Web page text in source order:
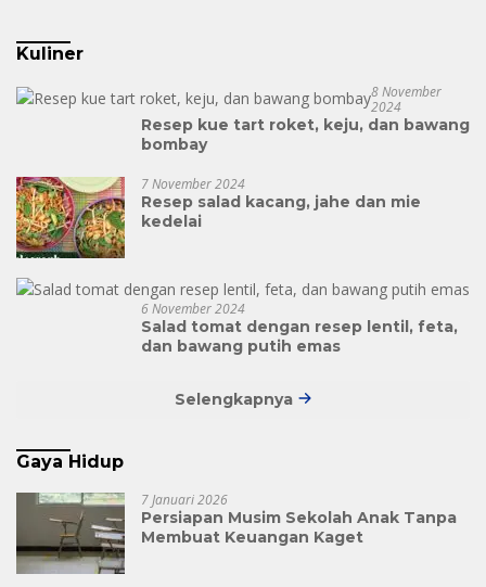
Kuliner
8 November
2024
Resep kue tart roket, keju, dan bawang
bombay
7 November 2024
Resep salad kacang, jahe dan mie
kedelai
6 November 2024
Salad tomat dengan resep lentil, feta,
dan bawang putih emas
Selengkapnya
Gaya Hidup
7 Januari 2026
Persiapan Musim Sekolah Anak Tanpa
Membuat Keuangan Kaget